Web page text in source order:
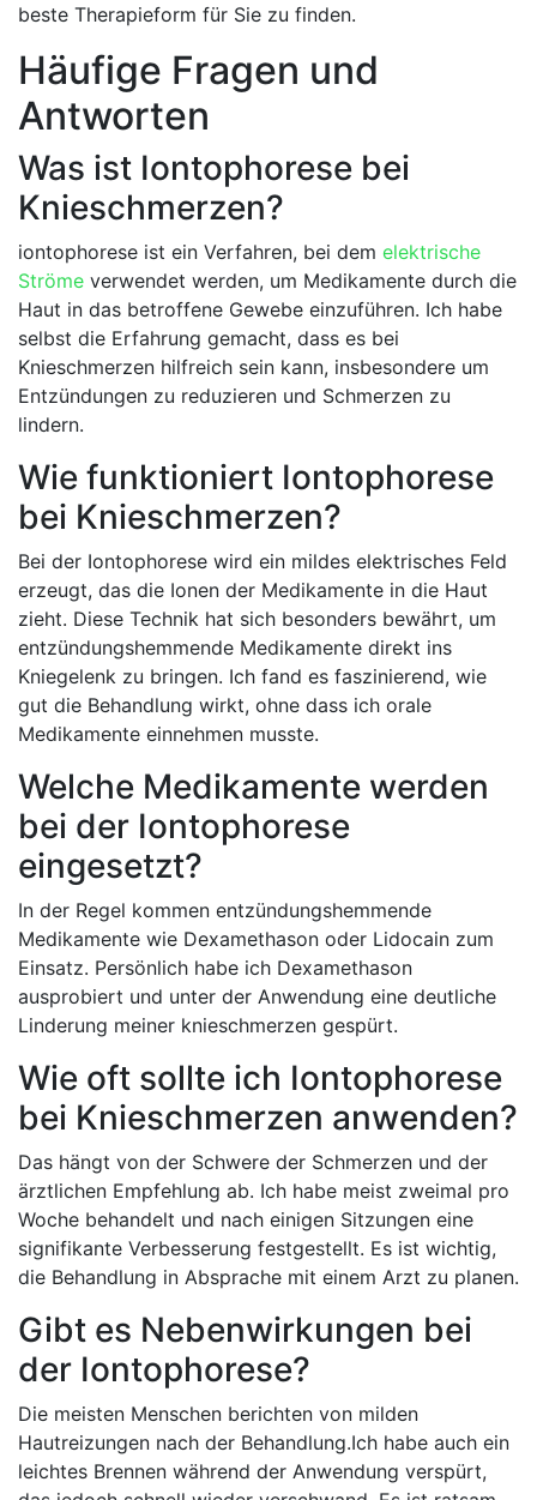
beste⁣ Therapieform für Sie ​zu finden.
Häufige Fragen und⁣
Antworten
Was ist Iontophorese bei
Knieschmerzen?
iontophorese ist ​ein Verfahren,⁢ bei⁣ dem elektrische
Ströme verwendet werden, um Medikamente durch die
Haut in das betroffene Gewebe ⁢einzuführen. Ich habe
selbst die Erfahrung gemacht, dass es bei
Knieschmerzen hilfreich sein ‍kann, insbesondere⁣ um
Entzündungen zu reduzieren und Schmerzen ⁤zu
lindern.
Wie funktioniert ⁣Iontophorese
bei Knieschmerzen?
Bei der Iontophorese wird ein ⁢mildes elektrisches‌ Feld
erzeugt, ⁤das die Ionen‍ der Medikamente in‌ die Haut
zieht. Diese⁤ Technik ‍hat sich besonders bewährt, um
entzündungshemmende Medikamente direkt ins
Kniegelenk zu bringen. Ich fand es faszinierend, wie
gut die Behandlung wirkt, ohne dass ich orale
Medikamente einnehmen musste.
Welche Medikamente⁣ werden
bei ⁣der Iontophorese
eingesetzt?
In der Regel kommen⁣ entzündungshemmende
Medikamente wie Dexamethason oder​ Lidocain zum
Einsatz. Persönlich habe ich Dexamethason
ausprobiert und unter der Anwendung eine deutliche
Linderung meiner knieschmerzen gespürt.
Wie oft⁣ sollte ich Iontophorese
bei Knieschmerzen anwenden?
Das hängt von ⁢der Schwere der Schmerzen und der⁣
ärztlichen Empfehlung ab. Ich habe‌ meist zweimal pro
Woche ⁣behandelt und nach einigen Sitzungen eine
signifikante Verbesserung‍ festgestellt. Es ist wichtig,
die Behandlung ⁣in Absprache mit einem Arzt ⁣zu planen.
Gibt es Nebenwirkungen bei
der Iontophorese?
Die meisten Menschen berichten von milden
Hautreizungen nach der Behandlung.Ich habe auch ⁣ein
‍leichtes Brennen während der Anwendung verspürt,